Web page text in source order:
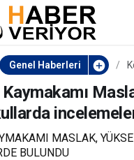
Genel Haberleri
MASLAK,
BULUNDU
İnciri’